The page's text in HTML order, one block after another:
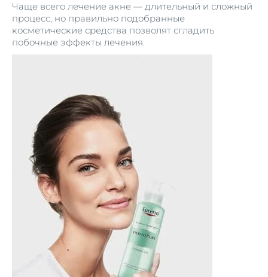
Чаще всего лечение акне — длительный и сложный
процесс, но правильно подобранные
косметические средства позволят сгладить
побочные эффекты лечения.